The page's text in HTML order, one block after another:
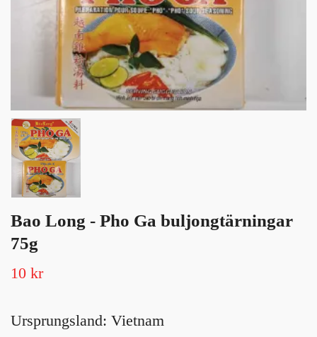
Bao Long - Pho Ga buljongtärningar
75g
10 kr
Ursprungsland: Vietnam